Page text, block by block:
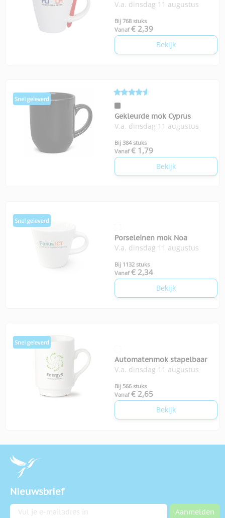
V.a. dinsdag 11 augustus
Bij 768 stuks
Vanaf € 2,39
Bekijk
Gekleurde mok Cyprus
V.a. dinsdag 11 augustus
Bij 384 stuks
Vanaf € 1,79
Bekijk
Porseleinen mok Noa
V.a. dinsdag 11 augustus
Bij 1132 stuks
Vanaf € 2,34
Bekijk
Automatenmok stapelbaar
V.a. dinsdag 11 augustus
Bij 566 stuks
Vanaf € 2,65
Bekijk
Nieuwsbrief
E-mailadres Aanmelden